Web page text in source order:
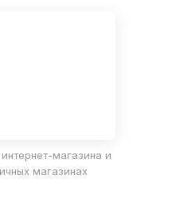
магазина и
магазинах